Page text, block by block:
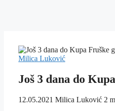
Milica Luković
Još 3 dana do
12.05.2021 Milica Luković 2